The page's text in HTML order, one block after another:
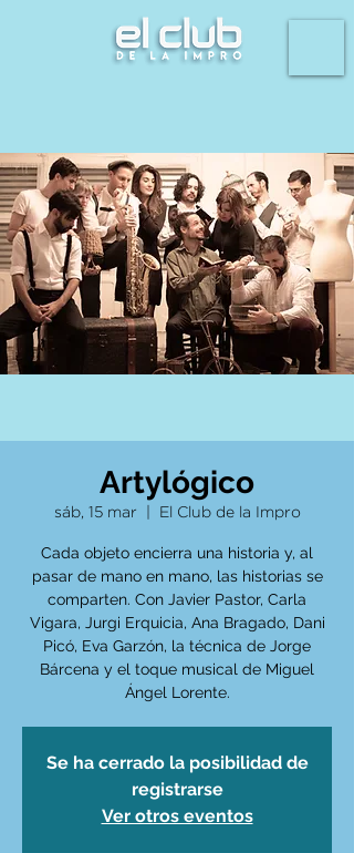
Artylógico
sáb, 15 mar El Club de la Impro
Cada objeto encierra una historia y, al
pasar de mano en mano, las historias se
comparten. Con Javier Pastor, Carla
Vigara, Jurgi Erquicia, Ana Bragado, Dani
Picó, Eva Garzón, la técnica de Jorge
Bárcena y el toque musical de Miguel
Ángel Lorente.
Se ha cerrado la posibilidad de
registrarse
Ver otros eventos